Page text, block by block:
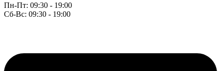
Пн-Пт: 09:30 - 19:00
Сб-Вс: 09:30 - 19:00